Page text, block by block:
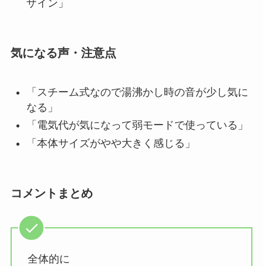
ザイン」
気になる声・注意点
「スチーム式なので湯沸かし時の音が少し気に
なる」
「電気代が気になって弱モードで使っている」
「本体サイズがやや大きく感じる」
コメントまとめ
全体的に